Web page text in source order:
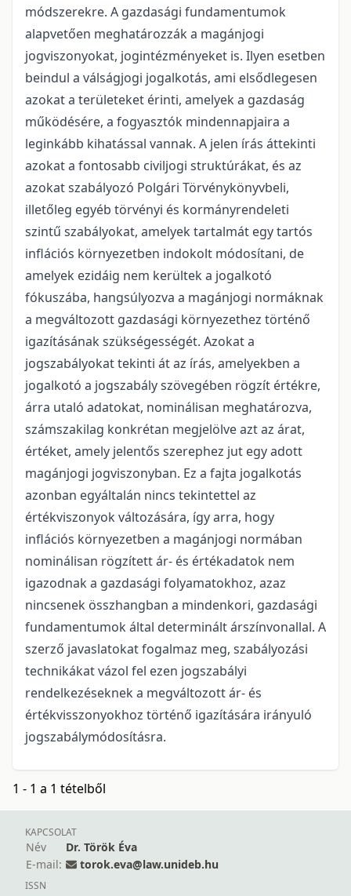
módszerekre. A gazdasági fundamentumok
alapvetően meghatározzák a magánjogi
jogviszonyokat, jogintézményeket is. Ilyen esetben
beindul a válságjogi jogalkotás, ami elsődlegesen
azokat a területeket érinti, amelyek a gazdaság
működésére, a fogyasztók mindennapjaira a
leginkább kihatással vannak. A jelen írás áttekinti
azokat a fontosabb civiljogi struktúrákat, és az
azokat szabályozó Polgári Törvénykönyvbeli,
illetőleg egyéb törvényi és kormányrendeleti
szintű szabályokat, amelyek tartalmát egy tartós
inflációs környezetben indokolt módosítani, de
amelyek ezidáig nem kerültek a jogalkotó
fókuszába, hangsúlyozva a magánjogi normáknak
a megváltozott gazdasági környezethez történő
igazításának szükségességét. Azokat a
jogszabályokat tekinti át az írás, amelyekben a
jogalkotó a jogszabály szövegében rögzít értékre,
árra utaló adatokat, nominálisan meghatározva,
számszakilag konkrétan megjelölve azt az árat,
értéket, amely jelentős szerephez jut egy adott
magánjogi jogviszonyban. Ez a fajta jogalkotás
azonban egyáltalán nincs tekintettel az
értékviszonyok változására, így arra, hogy
inflációs környezetben a magánjogi normában
nominálisan rögzített ár- és értékadatok nem
igazodnak a gazdasági folyamatokhoz, azaz
nincsenek összhangban a mindenkori, gazdasági
fundamentumok által determinált árszínvonallal. A
szerző javaslatokat fogalmaz meg, szabályozási
technikákat vázol fel ezen jogszabályi
rendelkezéseknek a megváltozott ár- és
értékvisszonyokhoz történő igazítására irányuló
jogszabálymódosításra.
1 - 1 a 1 tételből
KAPCSOLAT
Név
Dr. Török Éva
E-mail:
torok.eva@law.unideb.hu
ISSN